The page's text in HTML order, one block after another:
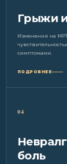
Грыжи
Изменения на
симптомами.
ПОДРОБНЕЕ
04
боль